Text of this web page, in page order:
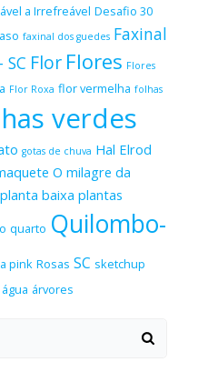
a Irrefreável Desafio 30
faxinal dos guedes Faxinal
SC Flor Flores Flores
Flor Roxa flor vermelha folhas
verdes
gotas de chuva Hal Elrod
O milagre da
planta baixa plantas
quarto Quilombo-
pink Rosas SC sketchup
água árvores